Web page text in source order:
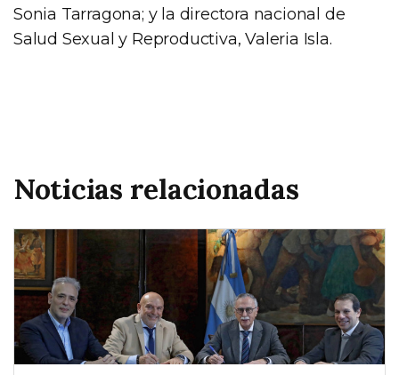
Sonia Tarragona; y la directora nacional de
Salud Sexual y Reproductiva, Valeria Isla.
Noticias relacionadas